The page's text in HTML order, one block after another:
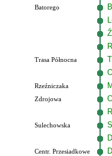
Batorego
Trasa Północna
Rzeźniczaka
Zdrojowa
Sulechowska
Centr. Przesiadkowe